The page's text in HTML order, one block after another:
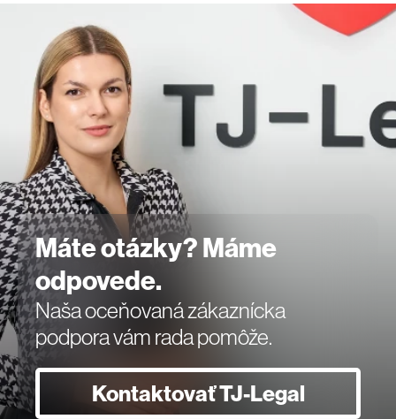
Máte otázky? Máme
odpovede.
Naša oceňovaná zákaznícka
podpora vám rada pomôže.
Kontaktovať TJ-Legal